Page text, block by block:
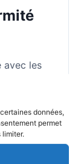
données,
permet
limiter.
avec les
et